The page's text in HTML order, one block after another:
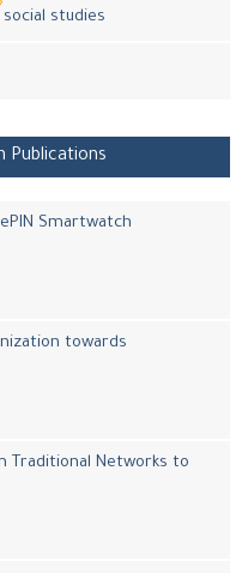
social studies
Publications
Smartwatch
towards
Traditional Networks to